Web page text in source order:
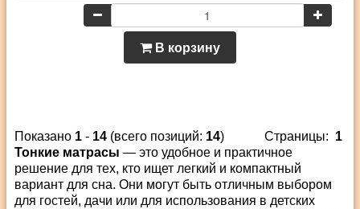
В корзину
Страницы: 1
Показано 1 - 14 (всего позиций: 14)
Тонкие матрасы — это удобное и практичное
решение для тех, кто ищет легкий и компактный
вариант для сна. Они могут быть отличным выбором
для гостей, дачи или для использования в детских